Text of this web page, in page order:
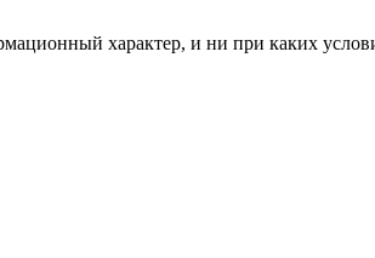
характер, и ни при каких